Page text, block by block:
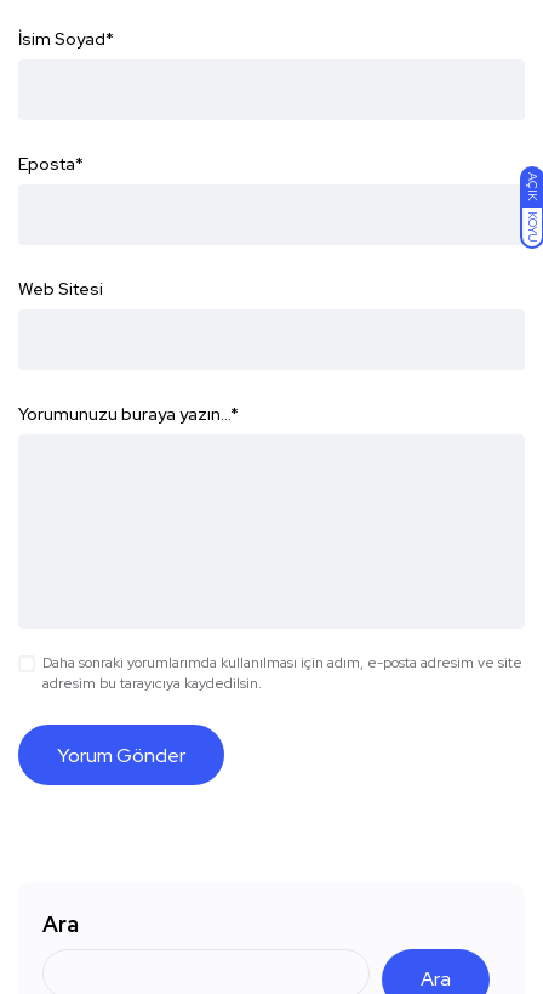
AÇIK
KOYU
İsim Soyad*
Eposta*
Web Sitesi
Yorumunuzu buraya yazın...*
Daha sonraki yorumlarımda kullanılması için adım, e-posta adresim ve site
adresim bu tarayıcıya kaydedilsin.
Ara
Ara